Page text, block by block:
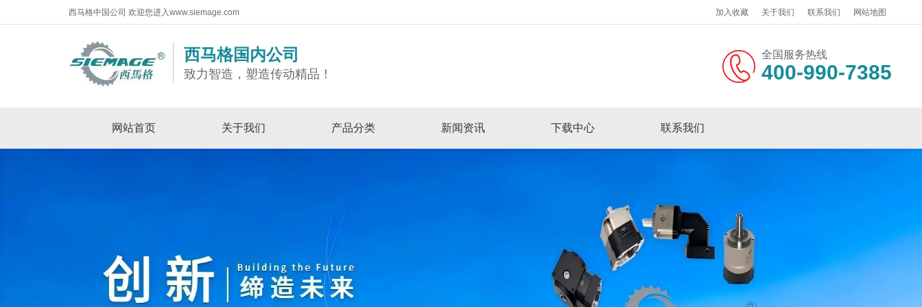
西马格中国公司 欢迎您进入www.siemage.com 加入收藏 关于我们 联系我们 网站地图
西马格国内公司
致力智造，塑造传动精品！
全国服务热线
400-990-7385
网站首页 关于我们 产品分类 新闻资讯 下载中心 联系我们